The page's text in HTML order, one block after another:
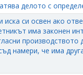
делото с
иска си освен ако
има законен
производството
намери, че има